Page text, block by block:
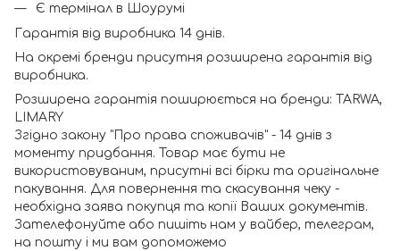
Є термінал в Шоурумі
Гарантія від виробника 14 днів.
На окремі бренди присутня розширена гарантія від
виробника.
Розширена гарантія поширюється на бренди: TARWA,
LIMARY
Згідно закону "Про права споживачів" - 14 днів з
моменту придбання. Товар має бути не
використовуваним, присутні всі бірки та оригінальне
пакування. Для повернення та скасування чеку -
необхідна заява покупця та копії Ваших документів.
Зателефонуйте або пишіть нам у вайбер, телеграм,
на пошту і ми вам допоможемо